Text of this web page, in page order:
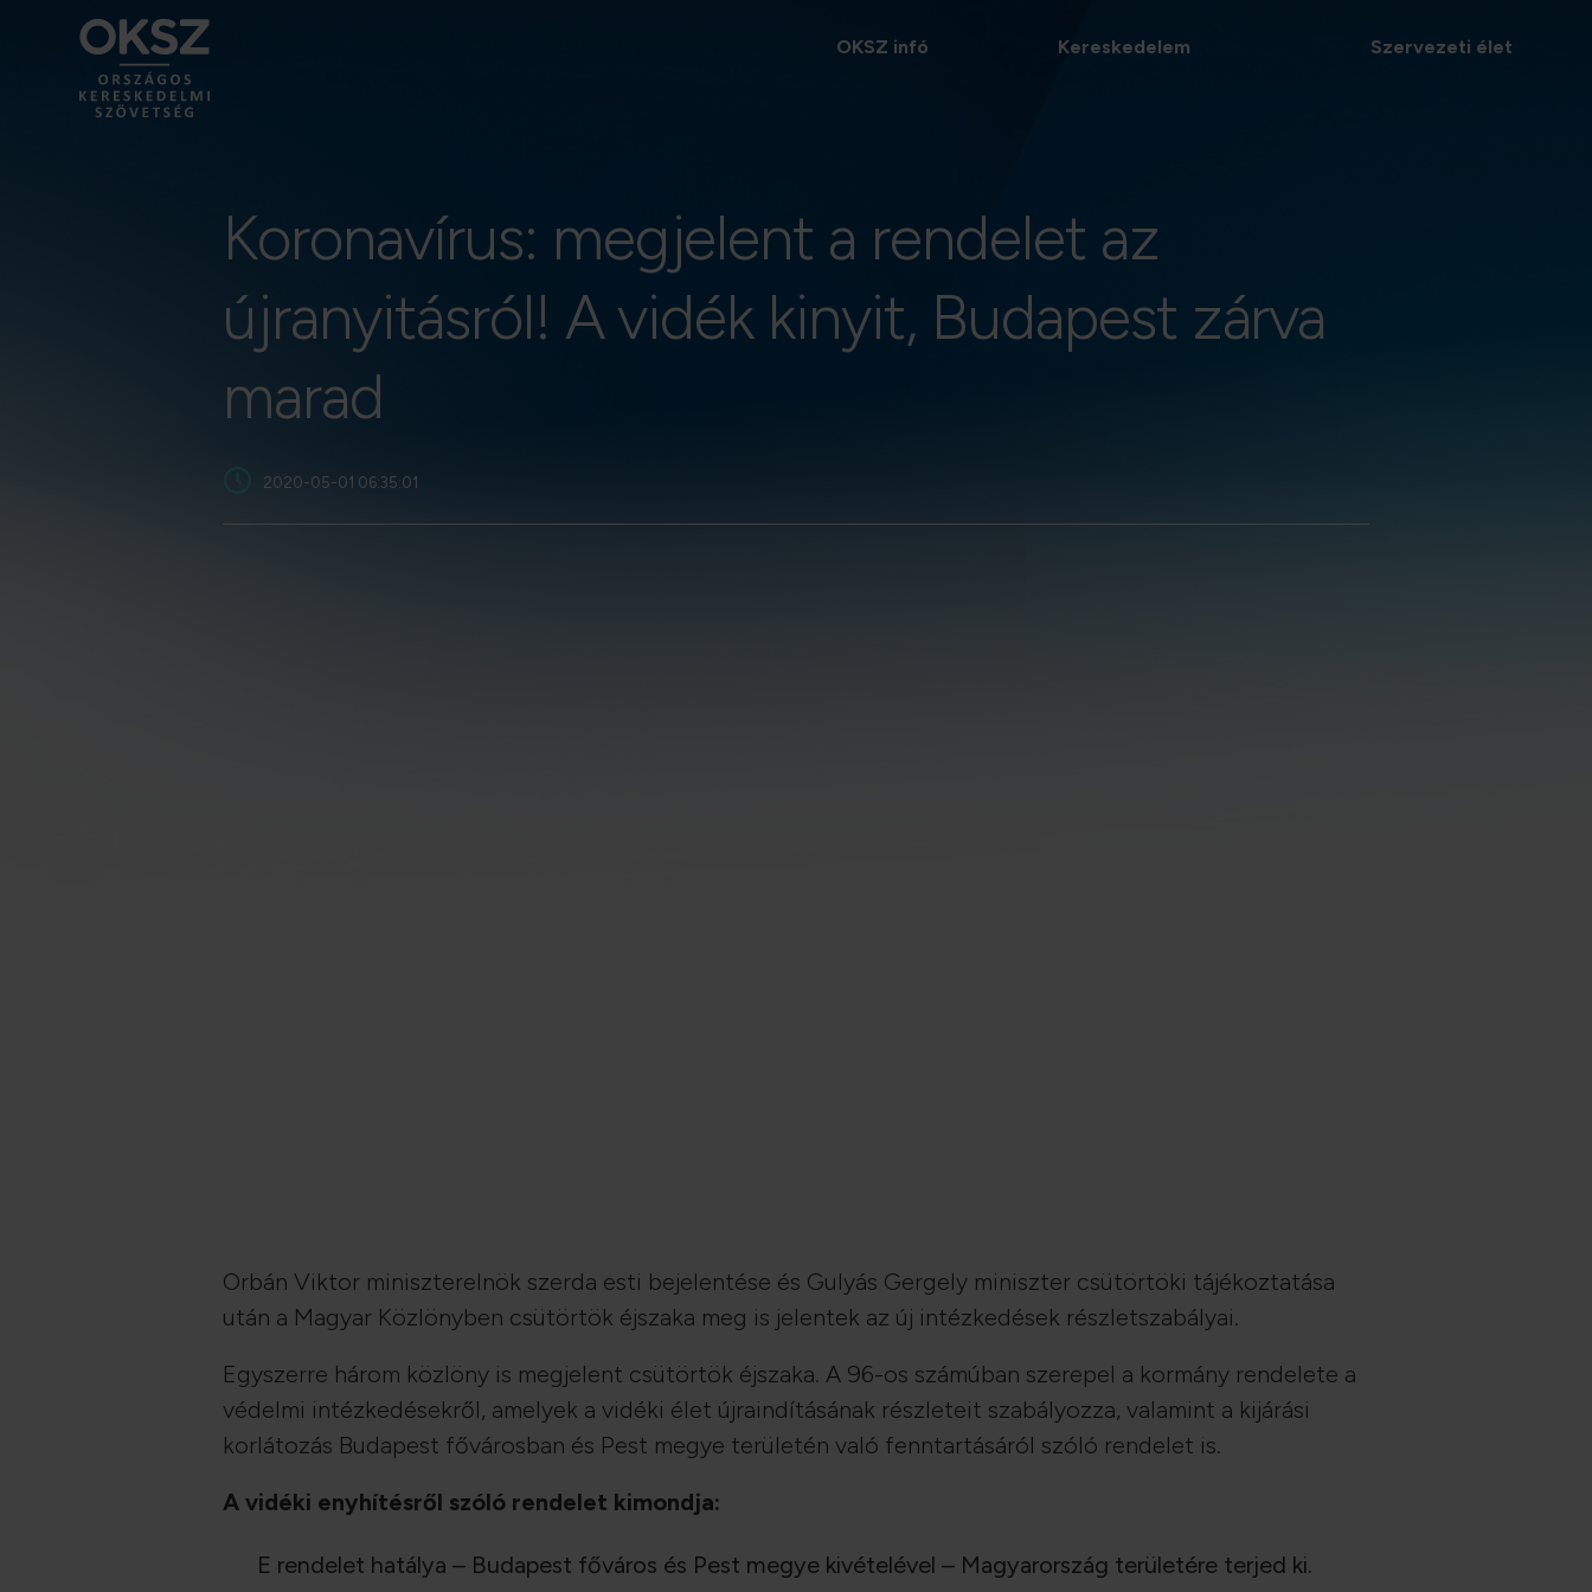
OKSZ infó Kereskedelem Szervezeti élet
Koronavírus: megjelent a rendelet az
újranyitásról! A vidék kinyit, Budapest zárva
marad
2020-05-01 06:35:01
Orbán Viktor miniszterelnök szerda esti bejelentése és Gulyás Gergely miniszter csütörtöki tájékoztatása
után a Magyar Közlönyben csütörtök éjszaka meg is jelentek az új intézkedések részletszabályai.
Egyszerre három közlöny is megjelent csütörtök éjszaka. A 96-os számúban szerepel a kormány rendelete a
védelmi intézkedésekről, amelyek a vidéki élet újraindításának részleteit szabályozza, valamint a kijárási
korlátozás Budapest fővárosban és Pest megye területén való fenntartásáról szóló rendelet is.
A vidéki enyhítésről szóló rendelet kimondja:
E rendelet hatálya – Budapest főváros és Pest megye kivételével – Magyarország területére terjed ki.